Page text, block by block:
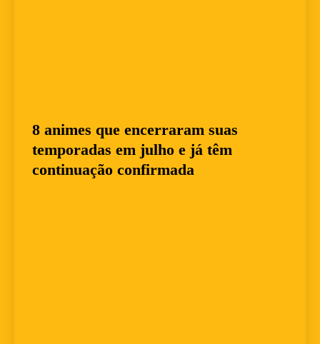
8 animes que encerraram suas
temporadas em julho e já têm
continuação confirmada